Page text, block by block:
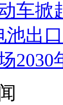
车掀
池出
2030